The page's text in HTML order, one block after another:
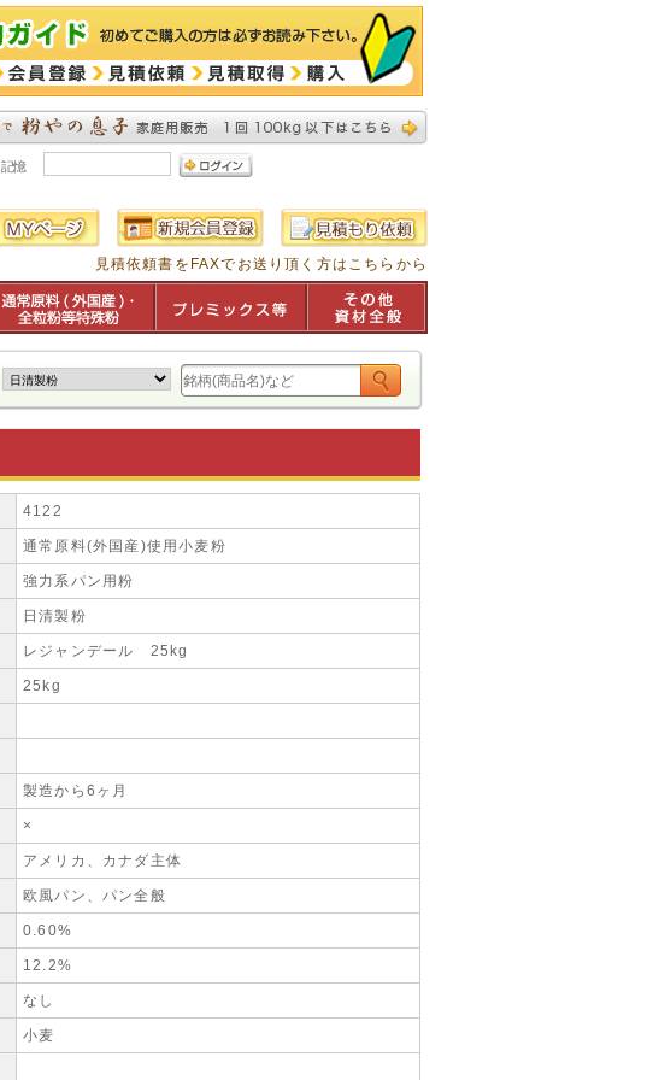
記憶
見積依頼書をFAXでお送り頂く方はこちらから
4122
通常原料(外国産)使用小麦粉
強力系パン用粉
日清製粉
レジャンデール 25kg
25kg
製造から6ヶ月
×
アメリカ、カナダ主体
欧風パン、パン全般
0.60%
12.2%
なし
小麦